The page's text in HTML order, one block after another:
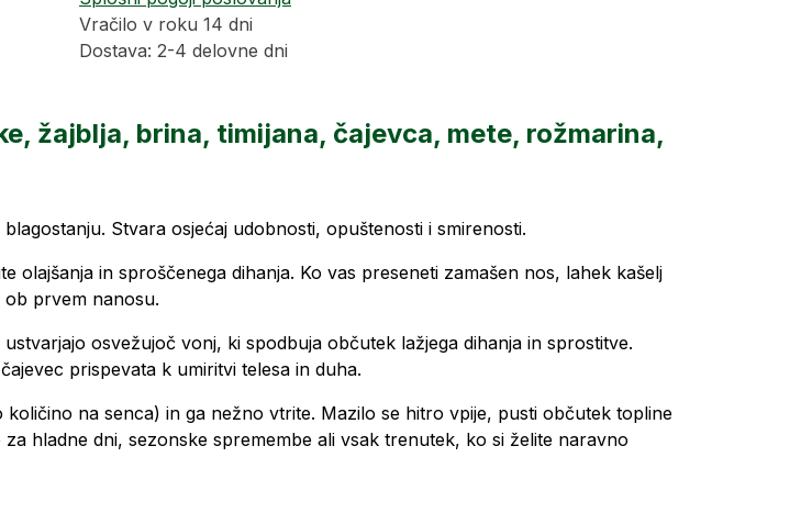
Vračilo v roku 14 dni
Dostava: 2-4 delovne dni
žajblja, brina, timijana, čajevca, mete, rožmarina,
Stvara osjećaj udobnosti, opuštenosti i smirenosti.
in sproščenega dihanja. Ko vas preseneti zamašen nos, lahek kašelj
prvem nanosu.
osvežujoč vonj, ki spodbuja občutek lažjega dihanja in sprostitve.
prispevata k umiritvi telesa in duha.
na senca) in ga nežno vtrite. Mazilo se hitro vpije, pusti občutek topline
hladne dni, sezonske spremembe ali vsak trenutek, ko si želite naravno